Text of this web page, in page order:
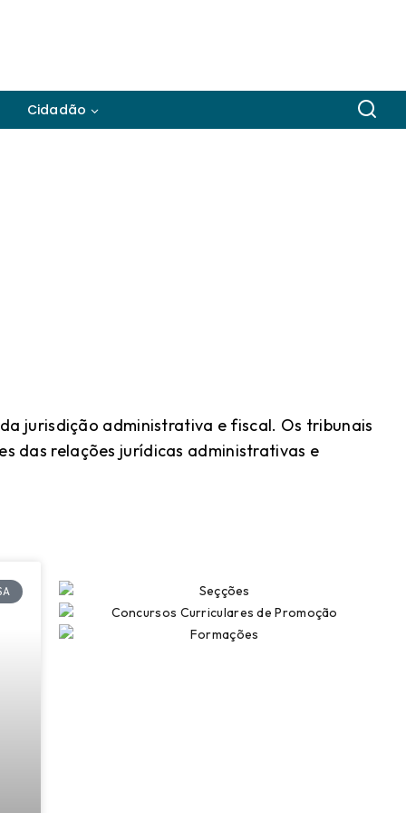
Cidadão
jurisdição administrativa e fiscal. Os tribunais
das relações jurídicas administrativas e